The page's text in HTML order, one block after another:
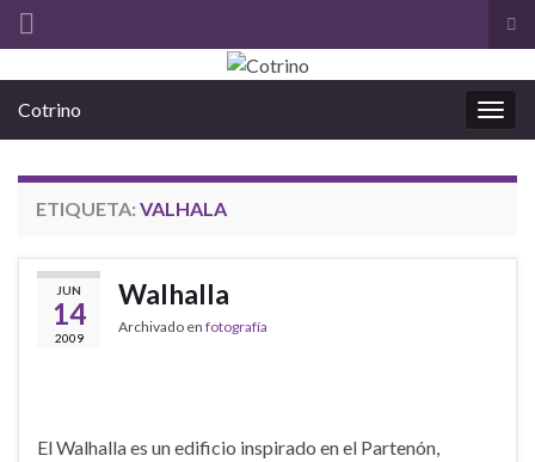
el
la
Cotrino
ETIQUETA: VALHALA
JUN
14
2009
Walhalla
Archivado en fotografía
El Walhalla es un edificio inspirado en el Partenón,